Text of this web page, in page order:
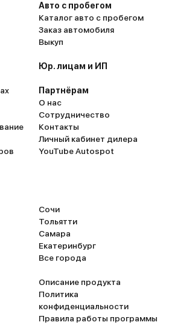
Авто с пробегом
Каталог авто с пробегом
Заказ автомобиля
Выкуп
Юр. лицам и ИП
Партнёрам
О нас
Сотрудничество
Контакты
Личный кабинет дилера
YouTube Autospot
Сочи
Тольятти
Самара
Екатеринбург
Все города
Описание продукта
Политика
конфиденциальности
Правила работы программы